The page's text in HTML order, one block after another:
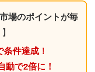
場のポイントが毎
】
件達成！
動で2倍に！